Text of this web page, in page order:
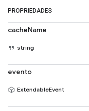
PROPRIEDADES
cacheName
string
evento
ExtendableEvent